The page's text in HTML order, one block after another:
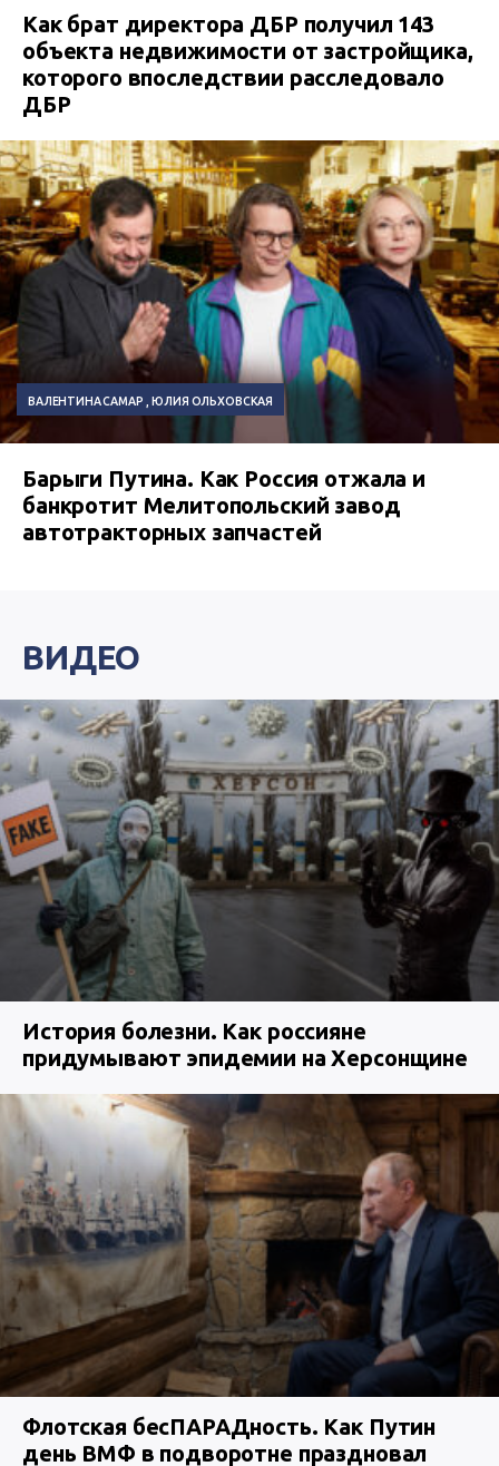
Как брат директора ДБР получил 143
объекта недвижимости от застройщика,
которого впоследствии расследовало
ДБР
ВАЛЕНТИНА САМАР ЮЛИЯ ОЛЬХОВСКАЯ
Барыги Путина. Как Россия отжала и
банкротит Мелитопольский завод
автотракторных запчастей
ВИДЕО
История болезни. Как россияне
придумывают эпидемии на Херсонщине
Флотская бесПАРАДность. Как Путин
день ВМФ в подворотне праздновал